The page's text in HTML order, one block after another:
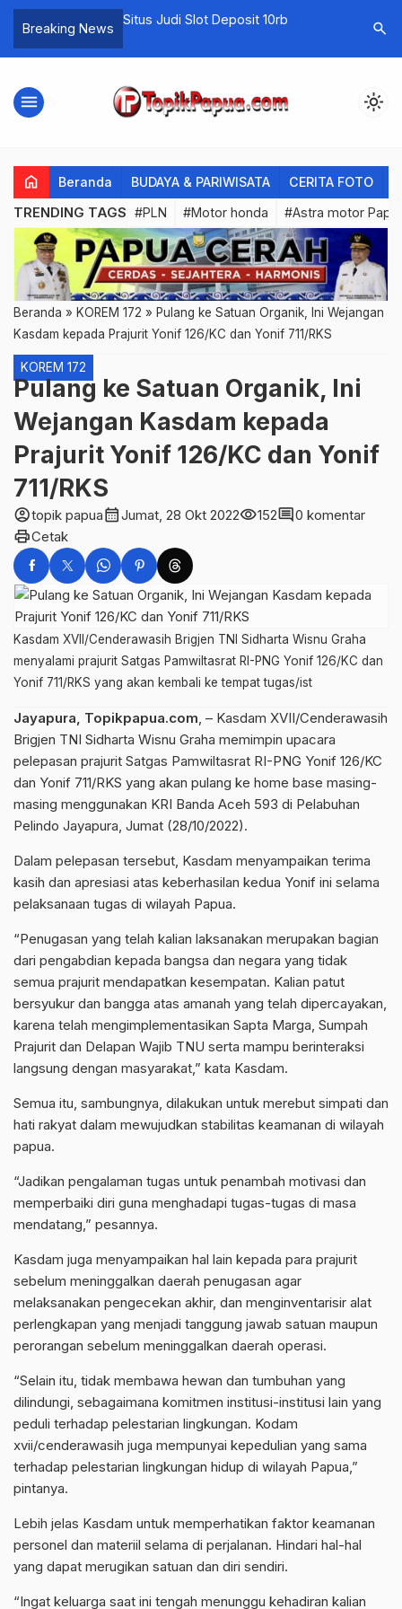
Breaking News
Ini Trik yang Digunakan Bripka Fadli
Berhitung Anak di Dogiyai
search
menu light_mode
home Beranda BUDAYA & PARIWISATA CERITA FOTO
TRENDING TAGS #PLN #Motor honda #Astra motor
Beranda » KOREM 172 » Pulang ke Satuan Organik, Ini Wejangan
Kasdam kepada Prajurit Yonif 126/KC dan Yonif 711/RKS
KOREM 172
Pulang ke Satuan Organik, Ini
Wejangan Kasdam kepada
Prajurit Yonif 126/KC dan Yonif
711/RKS
account_circletopik papuacalendar_monthJumat, 28 Okt 2022visibility152comment0 komentar
printCetak
Kasdam XVII/Cenderawasih Brigjen TNI Sidharta Wisnu Graha
menyalami prajurit Satgas Pamwiltasrat RI-PNG Yonif 126/KC dan
Yonif 711/RKS yang akan kembali ke tempat tugas/ist
Jayapura, Topikpapua.com , – Kasdam XVII/Cenderawasih
Brigjen TNI Sidharta Wisnu Graha memimpin upacara
pelepasan prajurit Satgas Pamwiltasrat RI-PNG Yonif 126/KC
dan Yonif 711/RKS yang akan pulang ke home base masing-
masing menggunakan KRI Banda Aceh 593 di Pelabuhan
Pelindo Jayapura, Jumat (28/10/2022).
Dalam pelepasan tersebut, Kasdam menyampaikan terima
kasih dan apresiasi atas keberhasilan kedua Yonif ini selama
pelaksanaan tugas di wilayah Papua.
“Penugasan yang telah kalian laksanakan merupakan bagian
dari pengabdian kepada bangsa dan negara yang tidak
semua prajurit mendapatkan kesempatan. Kalian patut
bersyukur dan bangga atas amanah yang telah dipercayakan,
karena telah mengimplementasikan Sapta Marga, Sumpah
Prajurit dan Delapan Wajib TNU serta mampu berinteraksi
langsung dengan masyarakat,” kata Kasdam.
Semua itu, sambungnya, dilakukan untuk merebut simpati dan
hati rakyat dalam mewujudkan stabilitas keamanan di wilayah
papua.
“Jadikan pengalaman tugas untuk penambah motivasi dan
memperbaiki diri guna menghadapi tugas-tugas di masa
mendatang,” pesannya.
Kasdam juga menyampaikan hal lain kepada para prajurit
sebelum meninggalkan daerah penugasan agar
melaksanakan pengecekan akhir, dan menginventarisir alat
perlengkapan yang menjadi tanggung jawab satuan maupun
perorangan sebelum meninggalkan daerah operasi.
“Selain itu, tidak membawa hewan dan tumbuhan yang
dilindungi, sebagaimana komitmen institusi-institusi lain yang
peduli terhadap pelestarian lingkungan. Kodam
xvii/cenderawasih juga mempunyai kepedulian yang sama
terhadap pelestarian lingkungan hidup di wilayah Papua,”
pintanya.
Lebih jelas Kasdam untuk memperhatikan faktor keamanan
personel dan materiil selama di perjalanan. Hindari hal-hal
yang dapat merugikan satuan dan diri sendiri.
“Ingat keluarga saat ini tengah menunggu kehadiran kalian